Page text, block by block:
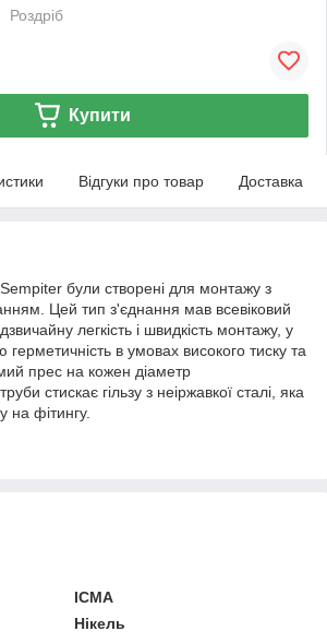
Роздріб
Купити
Відгуки про товар Доставка
були створені для монтажу з
Цей тип з'єднання мав всевіковий
легкість і швидкість монтажу, у
герметичність в умовах високого тиску та
прес на кожен діаметр
стискає гільзу з неіржавкої сталі, яка
на фітингу.
ICMA
Нікель